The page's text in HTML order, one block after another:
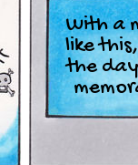
With a
like
the